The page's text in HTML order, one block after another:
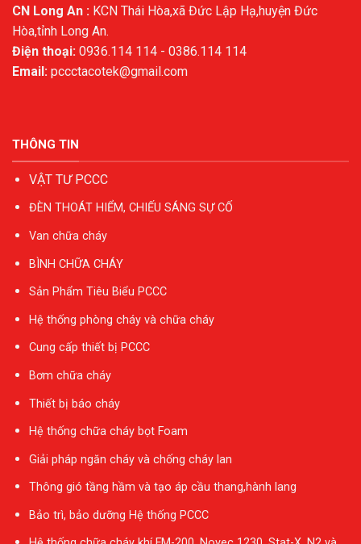
CN Long An : KCN Thái Hòa,xã Đức Lập Hạ,huyện Đức
Hòa,tỉnh Long An.
Điện thoại: 0936.114 114 - 0386.114 114
Email: pccctacotek@gmail.com
THÔNG TIN
VẬT TƯ PCCC
ĐÈN THOÁT HIỂM, CHIẾU SÁNG SỰ CỐ
Van chữa cháy
BÌNH CHỮA CHÁY
Sản Phẩm Tiêu Biểu PCCC
Hệ thống phòng cháy và chữa cháy
Cung cấp thiết bị PCCC
Bơm chữa cháy
Thiết bị báo cháy
Hệ thống chữa cháy bọt Foam
Giải pháp ngăn cháy và chống cháy lan
Thông gió tầng hầm và tạo áp cầu thang,hành lang
Bảo trì, bảo dưỡng Hệ thống PCCC